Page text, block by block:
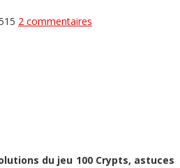
2 commentaires
du jeu 100 Crypts, astuces